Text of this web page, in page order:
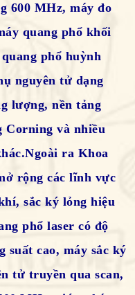
600 MHz, máy đo
quang phổ khối
phổ huỳnh
nguyên tử dạng
lượng, nền tảng
Corning và nhiều
ra Khoa
rộng các lĩnh vực
sắc ký lỏng hiệu
phổ laser có độ
suất cao, máy sắc ký
tử truyền qua scan,